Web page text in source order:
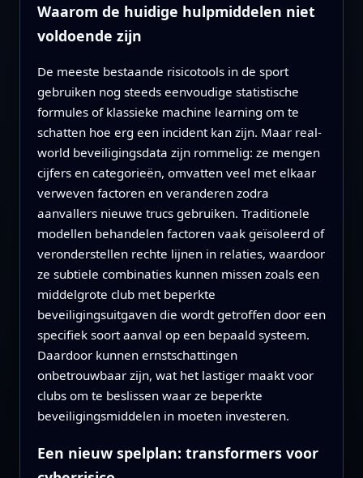
Waarom de huidige hulpmiddelen niet
voldoende zijn
De meeste bestaande risicotools in de sport
gebruiken nog steeds eenvoudige statistische
formules of klassieke machine learning om te
schatten hoe erg een incident kan zijn. Maar real-
world beveiligingsdata zijn rommelig: ze mengen
cijfers en categorieën, omvatten veel met elkaar
verweven factoren en veranderen zodra
aanvallers nieuwe trucs gebruiken. Traditionele
modellen behandelen factoren vaak geïsoleerd of
veronderstellen rechte lijnen in relaties, waardoor
ze subtiele combinaties kunnen missen zoals een
middelgrote club met beperkte
beveiligingsuitgaven die wordt getroffen door een
specifiek soort aanval op een bepaald systeem.
Daardoor kunnen ernstschattingen
onbetrouwbaar zijn, wat het lastiger maakt voor
clubs om te beslissen waar ze beperkte
beveiligingsmiddelen in moeten investeren.
Een nieuw spelplan: transformers voor